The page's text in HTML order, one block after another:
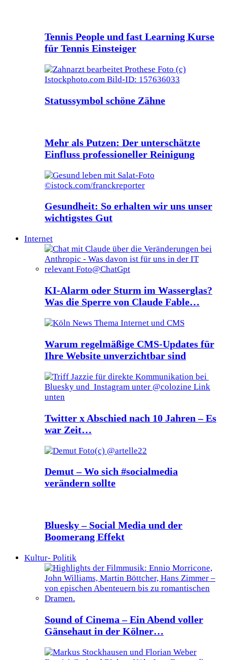
Tennis People und fast Learning Kurse
für Tennis Einsteiger
Statussymbol schöne Zähne
Mehr als Putzen: Der unterschätzte
Einfluss professioneller Reinigung
Gesundheit: So erhalten wir uns unser
wichtigstes Gut
Internet
KI-Alarm oder Sturm im Wasserglas?
Was die Sperre von Claude Fable…
Warum regelmäßige CMS-Updates für
Ihre Website unverzichtbar sind
Twitter x Abschied nach 10 Jahren – Es
war Zeit…
Demut – Wo sich #socialmedia
verändern sollte
Bluesky – Social Media und der
Boomerang Effekt
Kultur- Politik
Sound of Cinema – Ein Abend voller
Gänsehaut in der Kölner…